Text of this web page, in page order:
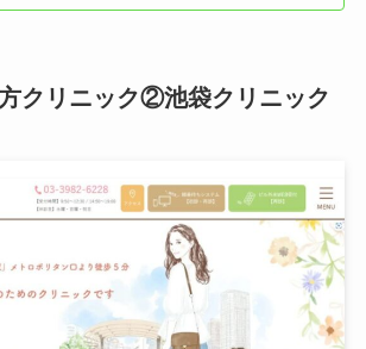
クリニック②池袋クリニック